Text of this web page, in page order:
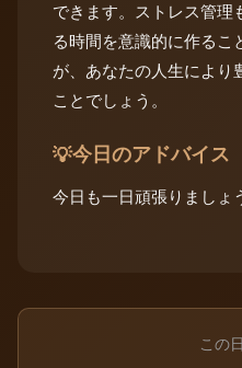
できます。ストレス管理
る時間を意識的に作るこ
が、あなたの人生により
ことでしょう。
💡今日のアドバイス
今日も一日頑張りましょ
この